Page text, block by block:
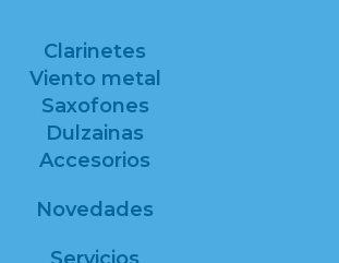
Clarinetes
Viento metal
Saxofones
Dulzainas
Accesorios
Novedades